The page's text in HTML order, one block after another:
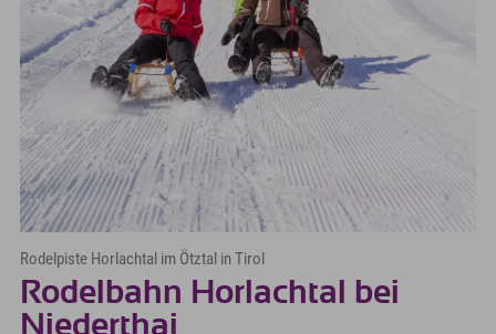
Rodelpiste Horlachtal im Ötztal in Tirol
Rodelbahn Horlachtal bei
Niederthai